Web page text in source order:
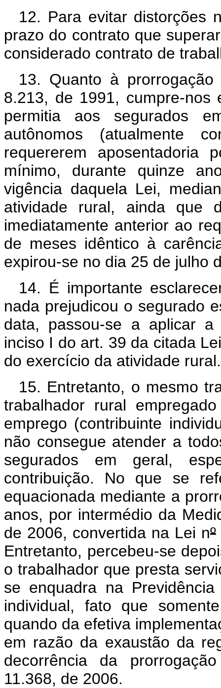
12. Para evitar distorções
prazo do contrato que
considerado contrato de
13. Quanto à
8.213, de 1991, cumpre-nos
permitia aos segurados
autônomos (atualmente
requererem
mínimo, durante quinze
vigência daquela Lei,
atividade rural, ainda que
imediatamente anterior ao
de meses idêntico à
expirou-se no dia 25 de julho
14. É importante
nada prejudicou o segurado
data, passou-se a aplicar a
inciso I do art. 39 da citada
do exercício da atividade rural.
15. Entretanto, o mesmo
trabalhador rural
emprego (contribuinte
não consegue atender a
segurados em geral,
contribuição. No que se
equacionada mediante a
anos, por intermédio da
de 2006, convertida na Lei nº
Entretanto, percebeu-se
o trabalhador que presta
se enquadra na
individual, fato que
quando da efetiva
em razão da exaustão da
decorrência da
11.368, de 2006.